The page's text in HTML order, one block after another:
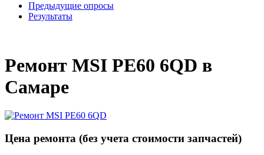
Предыдущие опросы
Результаты
Ремонт MSI PE60 6QD в
Самаре
Цена ремонта (без учета стоимости запчастей)